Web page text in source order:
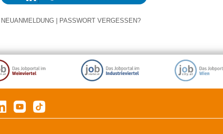
NEUANMELDUNG PASSWORT VERGESSEN?